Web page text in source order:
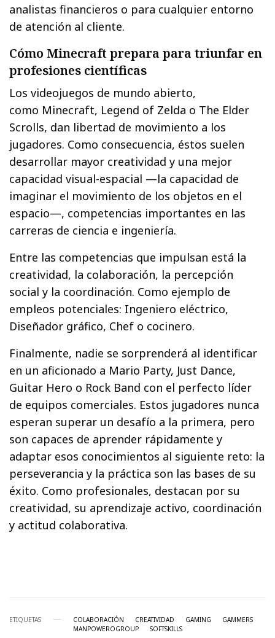
analistas financieros o para cualquier entorno
de atención al cliente.
Cómo Minecraft prepara para triunfar en
profesiones científicas
Los videojuegos de mundo abierto,
como Minecraft, Legend of Zelda o The Elder
Scrolls, dan libertad de movimiento a los
jugadores. Como consecuencia, éstos suelen
desarrollar mayor creatividad y una mejor
capacidad visual-espacial —la capacidad de
imaginar el movimiento de los objetos en el
espacio—, competencias importantes en las
carreras de ciencia e ingeniería.
Entre las competencias que impulsan está la
creatividad, la colaboración, la percepción
social y la coordinación. Como ejemplo de
empleos potenciales: Ingeniero eléctrico,
Diseñador gráfico, Chef o cocinero.
Finalmente, nadie se sorprenderá al identificar
en un aficionado a Mario Party, Just Dance,
Guitar Hero o Rock Band con el perfecto líder
de equipos comerciales. Estos jugadores nunca
esperan superar un desafío a la primera, pero
son capaces de aprender rápidamente y
adaptar esos conocimientos al siguiente reto: la
perseverancia y la práctica son las bases de su
éxito. Como profesionales, destacan por su
creatividad, su aprendizaje activo, coordinación
y actitud colaborativa.
ETIQUETAS COLABORACIÓN CREATIVIDAD GAMING
GAMMERS
MANPOWEROGROUP
SOFTSKILLS